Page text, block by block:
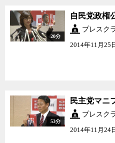
20分
自民党政権
プレスク
2014年11月25
53分
民主党マニ
プレスク
2014年11月24